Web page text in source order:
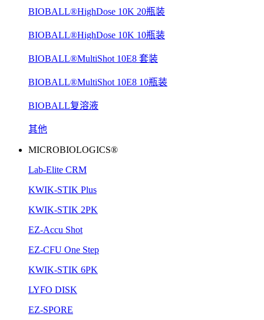
BIOBALL®HighDose 10K 20瓶装
BIOBALL®HighDose 10K 10瓶装
BIOBALL®MultiShot 10E8 套装
BIOBALL®MultiShot 10E8 10瓶装
BIOBALL复溶液
其他
MICROBIOLOGICS®
Lab-Elite CRM
KWIK-STIK Plus
KWIK-STIK 2PK
EZ-Accu Shot
EZ-CFU One Step
KWIK-STIK 6PK
LYFO DISK
EZ-SPORE